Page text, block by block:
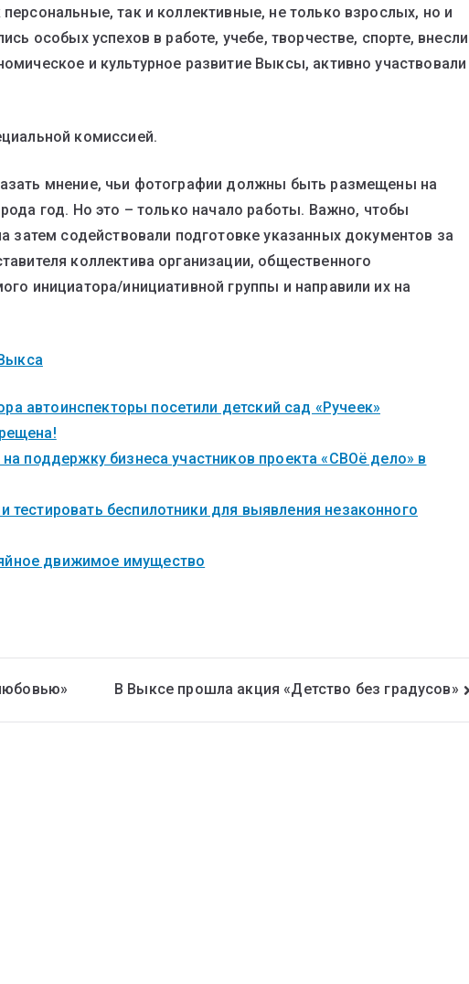
так и коллективные, не только взрослых, но и
особых успехов в работе, учебе, творчестве, спорте, внесли
и культурное развитие Выксы, активно участвовали
комиссией.
мнение, чьи фотографии должны быть размещены на
год. Но это – только начало работы. Важно, чтобы
затем содействовали подготовке указанных документов за
коллектива организации, общественного
инициатора/инициативной группы и направили их на
автоинспекторы посетили детский сад «Ручеек»
поддержку бизнеса участников проекта «СВОё дело» в
тестировать беспилотники для выявления незаконного
движимое имущество
В Выксе прошла акция «Детство без градусов»